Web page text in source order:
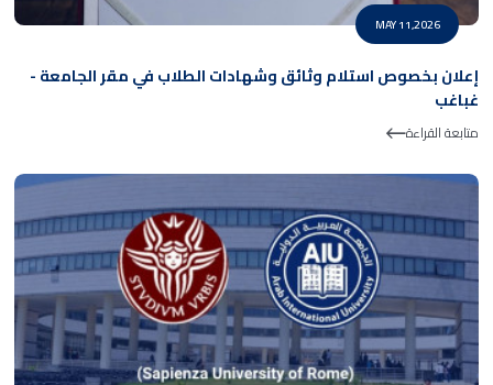
MAY 11,2026
إعلان بخصوص استلام وثائق وشهادات الطلاب في مقر الجامعة -
غباغب
متابعة القراءة